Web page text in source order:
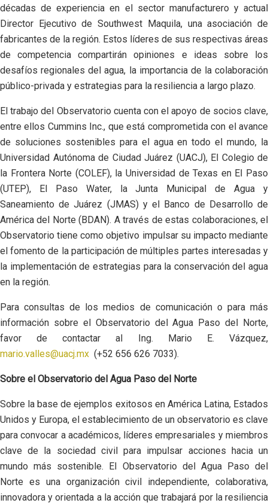
décadas de experiencia en el sector manufacturero y actual
Director Ejecutivo de Southwest Maquila, una asociación de
fabricantes de la región. Estos líderes de sus respectivas áreas
de competencia compartirán opiniones e ideas sobre los
desafíos regionales del agua, la importancia de la colaboración
público-privada y estrategias para la resiliencia a largo plazo.
El trabajo del Observatorio cuenta con el apoyo de socios clave,
entre ellos Cummins Inc., que está comprometida con el avance
de soluciones sostenibles para el agua en todo el mundo, la
Universidad Autónoma de Ciudad Juárez (UACJ), El Colegio de
la Frontera Norte (COLEF), la Universidad de Texas en El Paso
(UTEP), El Paso Water, la Junta Municipal de Agua y
Saneamiento de Juárez (JMAS) y el Banco de Desarrollo de
América del Norte (BDAN). A través de estas colaboraciones, el
Observatorio tiene como objetivo impulsar su impacto mediante
el fomento de la participación de múltiples partes interesadas y
la implementación de estrategias para la conservación del agua
en la región.
Para consultas de los medios de comunicación o para más
información sobre el Observatorio del Agua Paso del Norte,
favor de contactar al Ing. Mario E. Vázquez,
mario.valles@uacj.mx (+52 656 626 7033).
Sobre el Observatorio del Agua Paso del Norte
Sobre la base de ejemplos exitosos en América Latina, Estados
Unidos y Europa, el establecimiento de un observatorio es clave
para convocar a académicos, líderes empresariales y miembros
clave de la sociedad civil para impulsar acciones hacia un
mundo más sostenible. El Observatorio del Agua Paso del
Norte es una organización civil independiente, colaborativa,
innovadora y orientada a la acción que trabajará por la resiliencia